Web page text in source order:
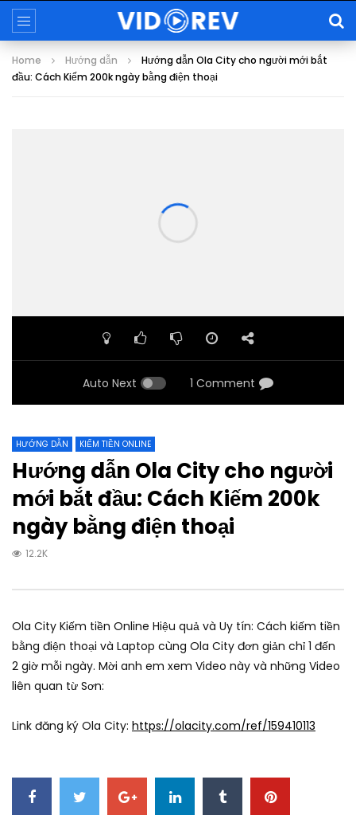
Home Hướng dẫn
Hướng dẫn Ola City cho người mới bắt
đầu: Cách Kiếm 200k ngày bằng điện thoại
Auto Next 1 Comment
HƯỚNG DẪN KIẾM TIỀN ONLINE
Hướng dẫn Ola City cho người
mới bắt đầu: Cách Kiếm 200k
ngày bằng điện thoại
12.2K
Ola City Kiếm tiền Online Hiệu quả và Uy tín: Cách kiếm tiền
bằng điện thoại và Laptop cùng Ola City đơn giản chỉ 1 đến
2 giờ mỗi ngày. Mời anh em xem Video này và những Video
liên quan từ Sơn:
Link đăng ký Ola City: https://olacity.com/ref/159410113